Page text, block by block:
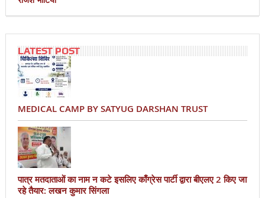
LATEST POST
MEDICAL CAMP BY SATYUG DARSHAN TRUST
पात्र मतदाताओं का नाम न कटे इसलिए काँग्रेस पार्टी द्वारा बीएलए 2 किए जा
रहे तैयार: लखन कुमार सिंगला